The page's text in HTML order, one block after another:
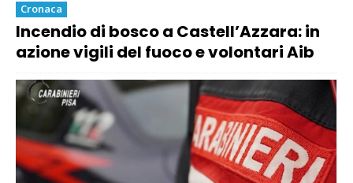
Cronaca
Incendio di bosco a Castell’Azzara: in
azione vigili del fuoco e volontari Aib